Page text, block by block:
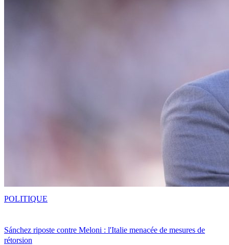
Sánchez riposte contre Meloni : l'Italie menacée de mesures de
rétorsion
POLITIQUE